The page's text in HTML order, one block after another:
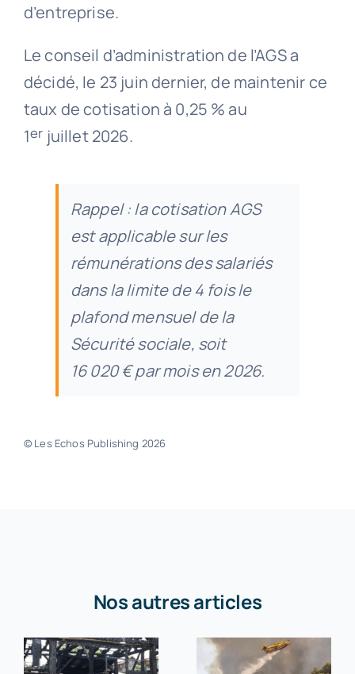
d’entreprise.
Le conseil d’administration de l’AGS a
décidé, le 23 juin dernier, de maintenir ce
taux de cotisation à 0,25 % au
1er juillet 2026.
Rappel : la cotisation AGS
est applicable sur les
rémunérations des salariés
dans la limite de 4 fois le
plafond mensuel de la
Sécurité sociale, soit
16 020 € par mois en 2026.
© Les Echos Publishing 2026
Nos autres articles